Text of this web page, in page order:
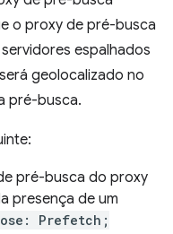
o proxy de pré-busca
espalhados
geolocalizado no
pré-busca.
pré-busca do proxy
presença de um
Prefetch;